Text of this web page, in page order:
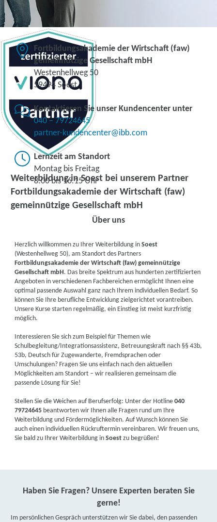
Weiterbildung in Soest bei unserem Partner
Fortbildungsakademie der Wirtschaft (faw)
gemeinnützige Gesellschaft mbH
Fortbildungsakademie der Wirtschaft (faw)
gemeinnützige Gesellschaft mbH
Westenhellweg 50
59494 Soest
Kontaktieren Sie unser Kundencenter unter
040 – 79724645
partner-kundencenter@ibb.com
Lernzeit am Standort
Montag bis Freitag
8.00 bis 16.15 Uhr
Über uns
Herzlich willkommen zu Ihrer Weiterbildung inSoest
(Westenhellweg 50), am Standort des Partners
Fortbildungsakademie der Wirtschaft (faw) gemeinnützige
Gesellschaft mbH. Das breite Spektrum aus hunderten zertifizierten
Angeboten in verschiedenen Fachbereichen ermöglicht Ihnen eine
optimal passende Auswahl ganz nach Ihrem individuellen Bedarf. So
können Sie Ihre berufliche Entwicklung zielgerichtet vorantreiben.
Unsere Kurse starten regelmäßig, ein Einstieg ist meist kurzfristig
möglich.
Interessieren Sie sich zum Beispiel für Themen wie
Schulbegleitung/Integrationsassistenz, Betreuungskraft nach §§ 43b,
53b, Deutsch für Zugewanderte, Fremdsprachen oder
Umschulungen? Fragen Sie uns einfach nach den aktuellen
Möglichkeiten am Standort – wir realisieren gemeinsam die
passende Lösung für Sie!
Stellen Sie die Weichen auf Berufserfolg: Unter der Hotline040
79724645 beantworten wir Ihnen alle Fragen rund um Ihre
Weiterbildung und Fördermöglichkeiten. Auf Wunsch können Sie
auch einen individuellen Rückruftermin vereinbaren. Wir freuen uns,
Sie bald zu Ihrer Weiterbildung inSoest zu begrüßen!
Haben Sie Fragen? Unsere Experten beraten Sie
gerne!
Im persönlichen Gespräch unterstützen wir Sie dabei, den passenden